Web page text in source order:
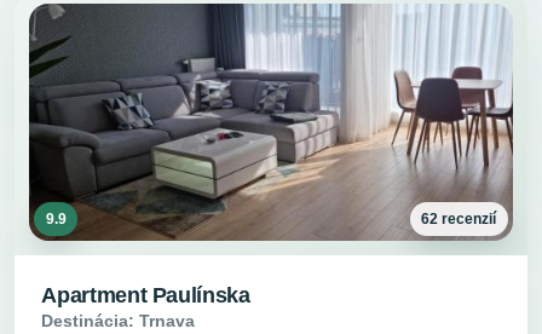
9.9 62 recenzií
Apartment Paulínska
Destinácia: Trnava